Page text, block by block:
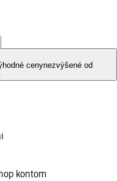
cenynezvýšené od
kontom